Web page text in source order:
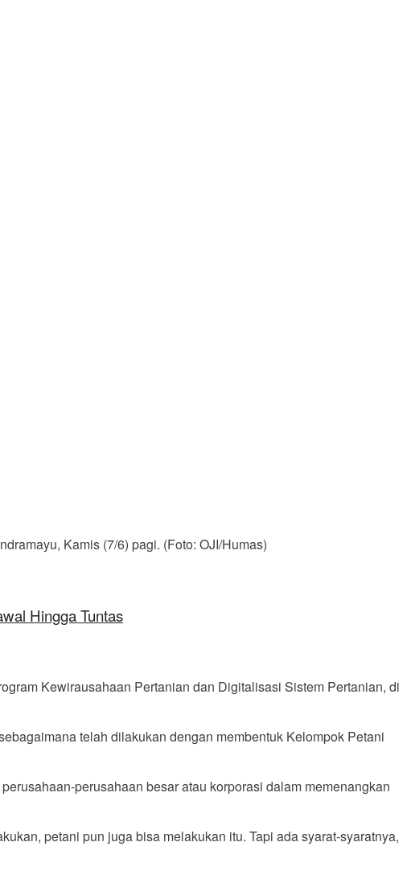
Kamis (7/6) pagi. (Foto: OJI/Humas)
Hingga Tuntas
Kewirausahaan Pertanian dan Digitalisasi Sistem Pertanian, di
telah dilakukan dengan membentuk Kelompok Petani
perusahaan besar atau korporasi dalam memenangkan
petani pun juga bisa melakukan itu. Tapi ada syarat-syaratnya,